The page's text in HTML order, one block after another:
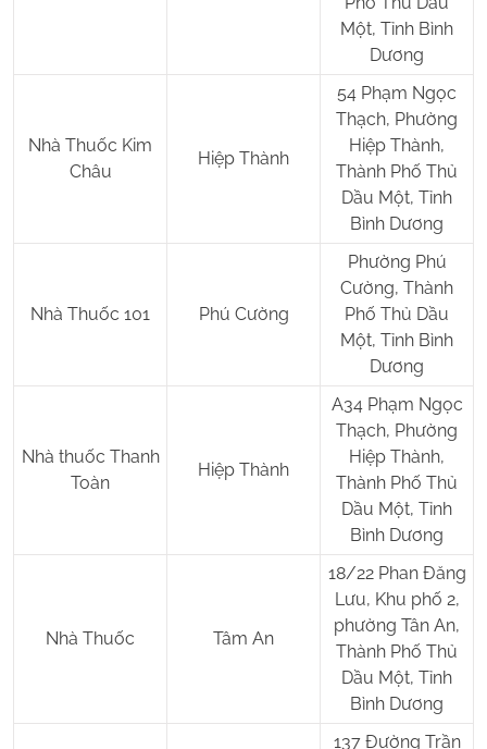
Một, Tỉnh Bình
Dương
Nhà Thuốc Kim
Châu
Hiệp Thành
54 Phạm Ngọc
Thạch, Phường
Hiệp Thành,
Thành Phố Thủ
Dầu Một, Tỉnh
Bình Dương
Nhà Thuốc 101 Phú Cường
Phường Phú
Cường, Thành
Phố Thủ Dầu
Một, Tỉnh Bình
Dương
Nhà thuốc Thanh
Toàn
Hiệp Thành
A34 Phạm Ngọc
Thạch, Phường
Hiệp Thành,
Thành Phố Thủ
Dầu Một, Tỉnh
Bình Dương
Nhà Thuốc Tâm An
18/22 Phan Đăng
Lưu, Khu phố 2,
phường Tân An,
Thành Phố Thủ
Dầu Một, Tỉnh
Bình Dương
137 Đường Trần